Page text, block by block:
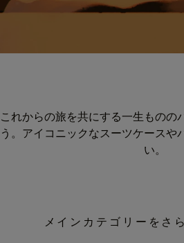
これからの旅を共にする一生ものの
う。アイコニックなスーツケースや
い。
メインカテゴリーをさ